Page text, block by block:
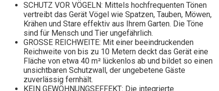
SCHUTZ VOR VÖGELN: Mittels hochfrequenten Tönen
vertreibt das Gerät Vögel wie Spatzen, Tauben, Möwen,
Krähen und Stare effektiv aus Ihrem Garten. Die Töne
sind für Mensch und Tier ungefährlich.
GROSSE REICHWEITE: Mit einer beeindruckenden
Reichweite von bis zu 10 Metern deckt das Gerät eine
Fläche von etwa 40 m² lückenlos ab und bildet so einen
unsichtbaren Schutzwall, der ungebetene Gäste
zuverlässig fernhält.
KEIN GEWÖHNUNGSEFFEKT: Die integrierte